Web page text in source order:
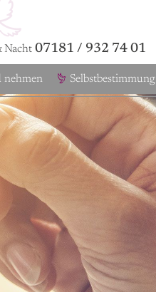
Nacht 07181 / 932 74 01
nehmen Selbstbestimmung